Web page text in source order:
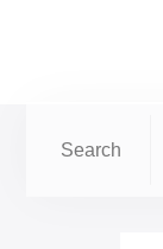
Search